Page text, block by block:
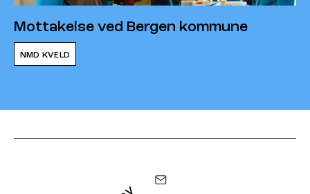
Mottakelse ved Bergen kommune
NMD KVELD